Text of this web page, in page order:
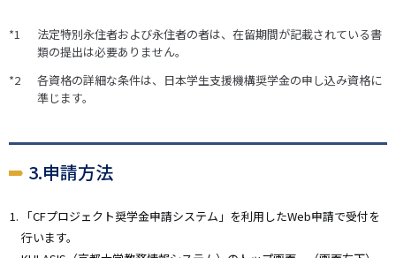
法定特別永住者および永住者の者は、在留期間が記載されている書
類の提出は必要ありません。
各資格の詳細な条件は、日本学生支援機構奨学金の申し込み資格に
準じます。
3.申請方法
「CFプロジェクト奨学金申請システム」を利用したWeb申請で受付を
行います。